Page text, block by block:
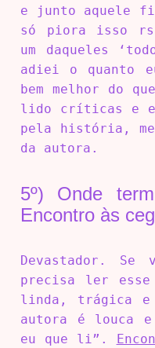
e junto aquele
só piora isso
um daqueles
adiei o quanto
bem melhor do
lido críticas e eu
pela história,
da autora.
5º) Onde
Encontro às
Devastador. Se
precisa ler
linda, trágica e
autora é louca e
eu que li”.